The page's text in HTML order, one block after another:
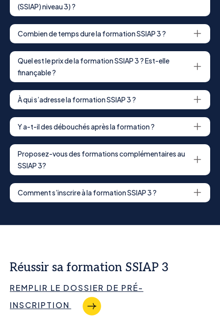
(SSIAP) niveau 3) ?
Combien de temps dure la formation SSIAP 3 ?
Quel est le prix de la formation SSIAP 3 ? Est-elle
finançable ?
À qui s’adresse la formation SSIAP 3 ?
Y a-t-il des débouchés après la formation ?
Proposez-vous des formations complémentaires au
SSIAP 3?
Comment s’inscrire à la formation SSIAP 3 ?
Réussir sa formation SSIAP 3
REMPLIR LE DOSSIER DE PRÉ-
INSCRIPTION